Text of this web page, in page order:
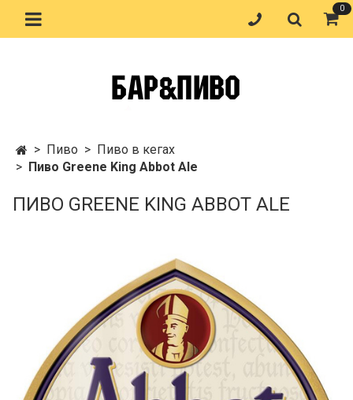
0
Пиво
Пиво в кегах
Пиво Greene King Abbot Ale
ПИВО GREENE KING ABBOT ALE